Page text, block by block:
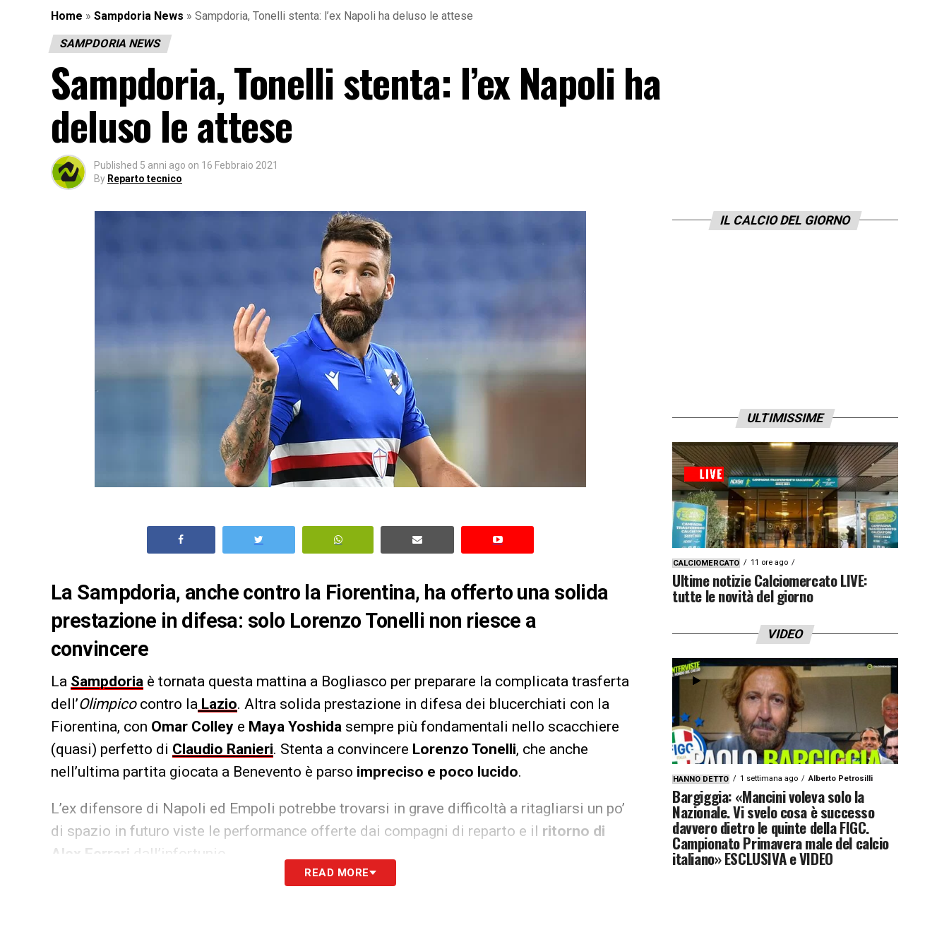
Home » Sampdoria News » Sampdoria, Tonelli stenta: l’ex Napoli ha deluso le attese
SAMPDORIA NEWS
Sampdoria, Tonelli stenta: l’ex Napoli ha
deluso le attese
Published 5 anni ago on 16 Febbraio 2021
By Reparto tecnico
La Sampdoria, anche contro la Fiorentina, ha offerto una solida
prestazione in difesa: solo Lorenzo Tonelli non riesce a
convincere
La Sampdoria è tornata questa mattina a Bogliasco per preparare la complicata trasferta
dell’Olimpico contro la Lazio. Altra solida prestazione in difesa dei blucerchiati con la
Fiorentina, con Omar Colley e Maya Yoshida sempre più fondamentali nello scacchiere
(quasi) perfetto di Claudio Ranieri. Stenta a convincere Lorenzo Tonelli, che anche
nell’ultima partita giocata a Benevento è parso impreciso e poco lucido.
L’ex difensore di Napoli ed Empoli potrebbe trovarsi in grave difficoltà a ritagliarsi un po’
di spazio in futuro viste le performance offerte dai compagni di reparto e il ritorno di
Alex Ferrari dall’infortunio.
READ MORE
IL CALCIO DEL GIORNO
ULTIMISSIME
CALCIOMERCATO 11 ore ago
Ultime notizie Calciomercato LIVE:
tutte le novità del giorno
VIDEO
HANNO DETTO 1 settimana ago Alberto Petrosilli
Bargiggia: «Mancini voleva solo la
Nazionale. Vi svelo cosa è successo
davvero dietro le quinte della FIGC.
Campionato Primavera male del calcio
italiano» ESCLUSIVA e VIDEO